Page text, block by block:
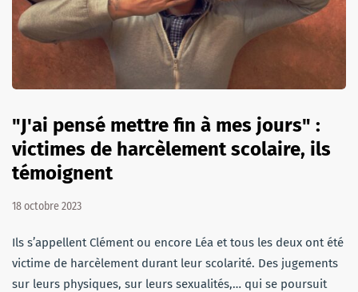
"J'ai pensé mettre fin à mes jours" :
victimes de harcèlement scolaire, ils
témoignent
18 octobre 2023
Ils s’appellent Clément ou encore Léa et tous les deux ont été
victime de harcèlement durant leur scolarité. Des jugements
sur leurs physiques, sur leurs sexualités,… qui se poursuit